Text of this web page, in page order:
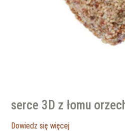
serce 3D z łomu
Dowiedz się więcej